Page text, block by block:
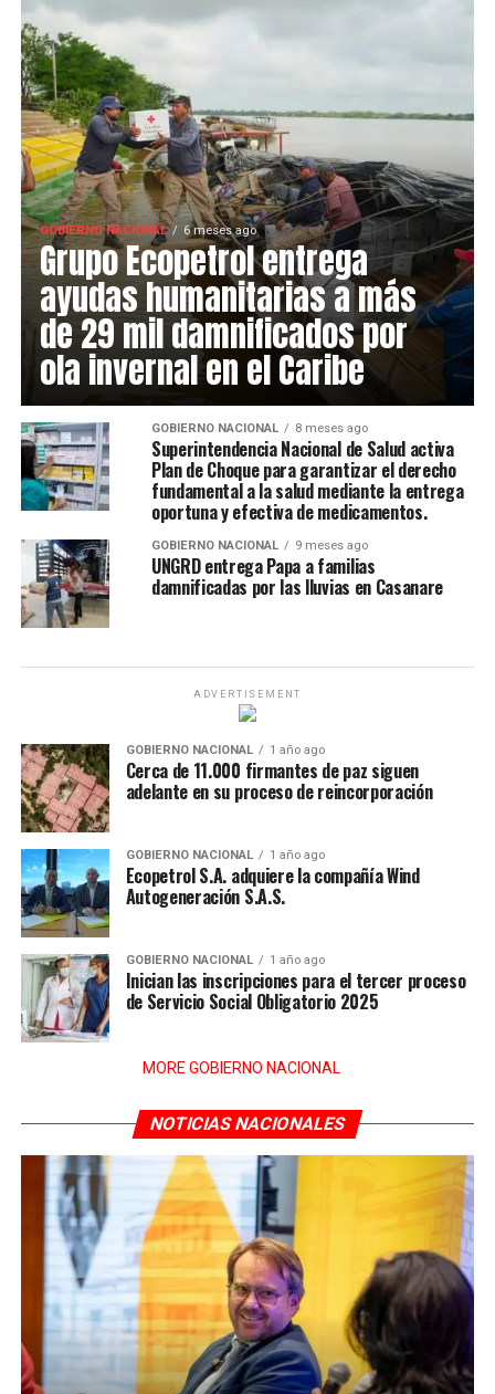
GOBIERNO NACIONAL 6 meses ago
Grupo Ecopetrol entrega
ayudas humanitarias a más
de 29 mil damnificados por
ola invernal en el Caribe
GOBIERNO NACIONAL 8 meses ago
Superintendencia Nacional de Salud activa
Plan de Choque para garantizar el derecho
fundamental a la salud mediante la entrega
oportuna y efectiva de medicamentos.
GOBIERNO NACIONAL 9 meses ago
UNGRD entrega Papa a familias
damnificadas por las lluvias en Casanare
ADVERTISEMENT
GOBIERNO NACIONAL 1 año ago
Cerca de 11.000 firmantes de paz siguen
adelante en su proceso de reincorporación
GOBIERNO NACIONAL 1 año ago
Ecopetrol S.A. adquiere la compañía Wind
Autogeneración S.A.S.
GOBIERNO NACIONAL 1 año ago
Inician las inscripciones para el tercer proceso
de Servicio Social Obligatorio 2025
MORE GOBIERNO NACIONAL
NOTICIAS NACIONALES